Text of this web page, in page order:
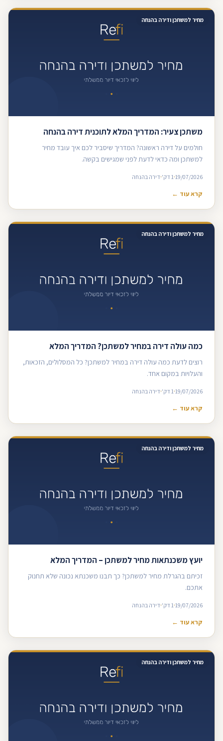
מחיר למשתכן ודירה בהנחה
משתכן צעיר: המדריך המלא לתוכנית דירה בהנחה
חולמים על דירה ראשונה? המדריך שיסביר לכם איך עובד מחיר
למשתכן ומה כדאי לדעת לפני שמגישים בקשה.
19/07/2026 1 דק' דירה בהנחה
קרא עוד ←
מחיר למשתכן ודירה בהנחה
כמה עולה דירה במחיר למשתכן? המדריך המלא
רוצים לדעת כמה עולה דירה במחיר למשתכן? כל המסלולים, הזכאות,
והעלויות במקום אחד.
19/07/2026 1 דק' דירה בהנחה
קרא עוד ←
מחיר למשתכן ודירה בהנחה
יועץ משכנתאות מחיר למשתכן – המדריך המלא
זכיתם בהגרלת מחיר למשתכן? כך תבנו משכנתא נכונה שלא תחנוק
אתכם.
19/07/2026 1 דק' דירה בהנחה
קרא עוד ←
מחיר למשתכן ודירה בהנחה